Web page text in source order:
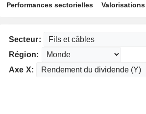
Performances sectorielles
Secteur:
Région:
Axe X: